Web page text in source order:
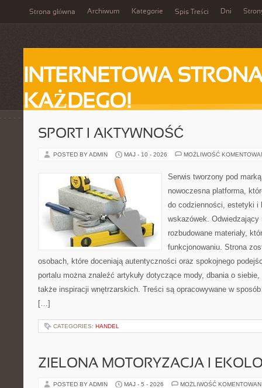
Strona główna Archiwum Kategorie Spis Treści Dni
INTERNETOWA
KAŻDEGO!
SPORT I AKTYWNOŚĆ
POSTED BY ADMIN MAJ - 10 - 2026 MOŻLIWOŚĆ
Serwis tworzony pod
nowoczesna platforma,
do codzienności, estetyki i
wskazówek.
rozbudowane materiały,
funkcjonowaniu. Strona
osobach, które doceniają autentyczności oraz spokojnego
portalu można znaleźć artykuły dotyczące mody, dbania o
także inspiracji wnętrzarskich. Treści są opracowywane w
[…]
CATEGORIES: HANDEL
ZIELONA MOTORYZACJA I
POSTED BY ADMIN MAJ - 5 - 2026 MOŻLIWOŚĆ